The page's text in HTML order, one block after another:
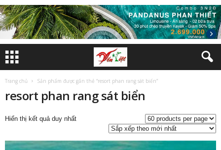
Trang chủ Sản phẩm được gắn thẻ “resort phan rang sát biển”
resort phan rang sát biển
Hiển thị kết quả duy nhất